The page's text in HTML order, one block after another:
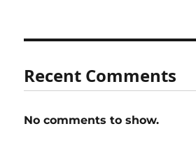
Recent Comments
No comments to show.